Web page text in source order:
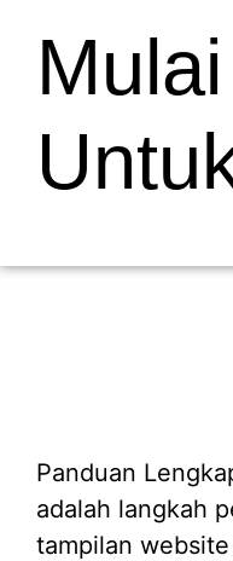
Panduan
adalah langkah
tampilan